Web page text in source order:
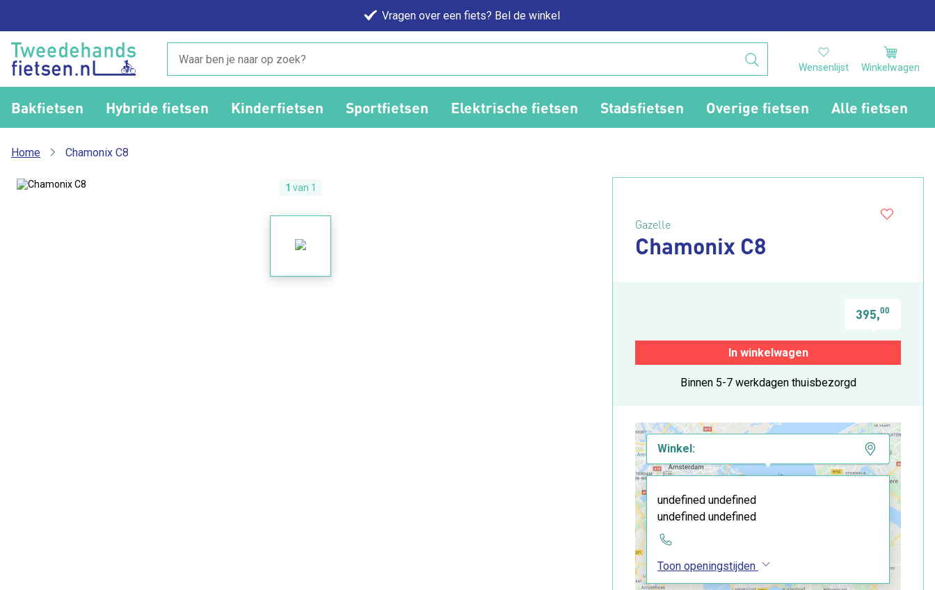
Vragen over een fiets? Bel de winkel
Wensenlijst Winkelwagen
Bakfietsen Hybride fietsen Kinderfietsen Sportfietsen Elektrische fietsen Stadsfietsen Overige fietsen Alle fietsen
Home Chamonix C8
1 van 1
Gazelle
Chamonix C8
395,00
In winkelwagen
Binnen 5-7 werkdagen thuisbezorgd
Winkel:
undefined undefined
undefined undefined
Toon openingstijden